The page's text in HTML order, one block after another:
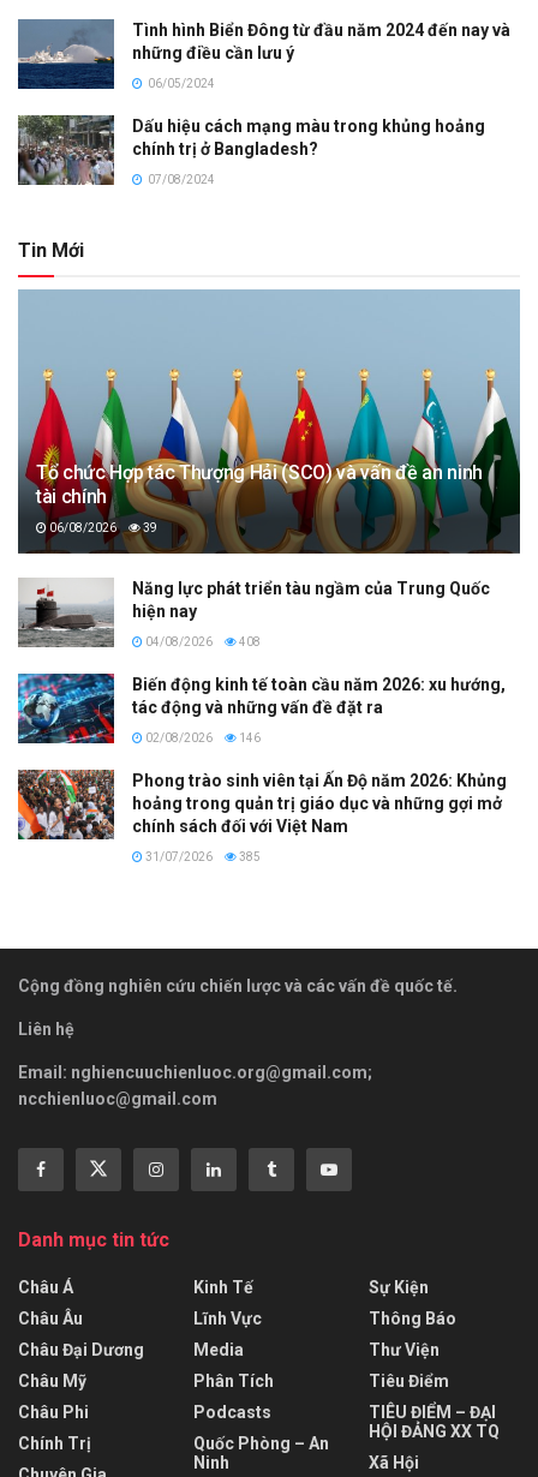
Tình hình Biển Đông từ đầu năm 2024 đến nay và
những điều cần lưu ý
06/05/2024
Dấu hiệu cách mạng màu trong khủng hoảng
chính trị ở Bangladesh?
07/08/2024
Tin Mới
Tổ chức Hợp tác Thượng Hải (SCO) và vấn đề an ninh
tài chính
06/08/2026 39
Năng lực phát triển tàu ngầm của Trung Quốc
hiện nay
04/08/2026 408
Biến động kinh tế toàn cầu năm 2026: xu hướng,
tác động và những vấn đề đặt ra
02/08/2026 146
Phong trào sinh viên tại Ấn Độ năm 2026: Khủng
hoảng trong quản trị giáo dục và những gợi mở
chính sách đối với Việt Nam
31/07/2026 385
Cộng đồng nghiên cứu chiến lược và các vấn đề quốc tế.
Liên hệ
Email: nghiencuuchienluoc.org@gmail.com;
ncchienluoc@gmail.com
Danh mục tin tức
Châu Á
Châu Âu
Châu Đại Dương
Châu Mỹ
Châu Phi
Chính Trị
Kinh Tế
Lĩnh Vực
Media
Phân Tích
Podcasts
Quốc Phòng – An
Ninh
Sự Kiện
Thông Báo
Thư Viện
Tiêu Điểm
TIÊU ĐIỂM – ĐẠI
HỘI ĐẢNG XX TQ
Xã Hội